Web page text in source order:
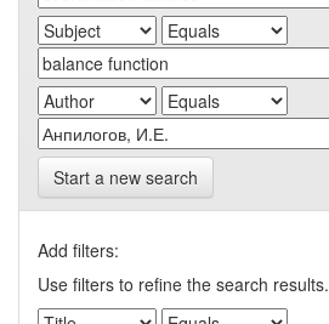
Start a new search
Add filters:
Use filters to refine the search results.